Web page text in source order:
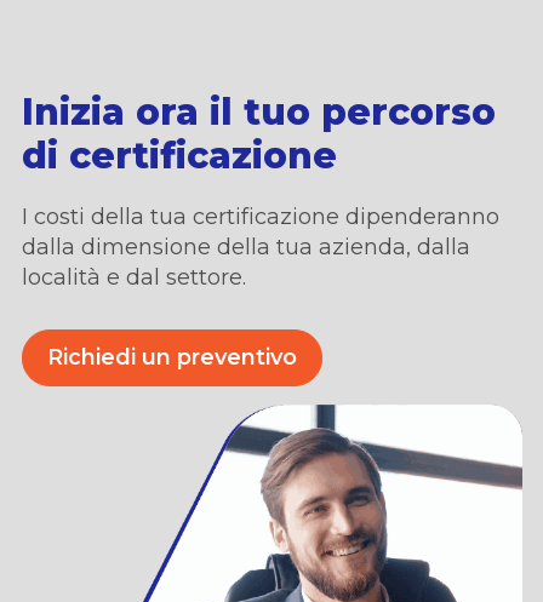
Inizia ora il tuo percorso
di certificazione
I costi della tua certificazione dipenderanno
dalla dimensione della tua azienda, dalla
località e dal settore.
Richiedi un preventivo